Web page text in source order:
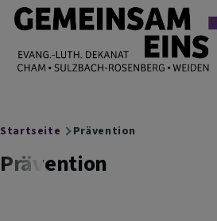
Direkt zum Inhalt
EVANG.-LUTH. DEKANAT
Cham Sulzbach-Rosenberg Weiden
Breadcrumb
Startseite Prävention
Prävention